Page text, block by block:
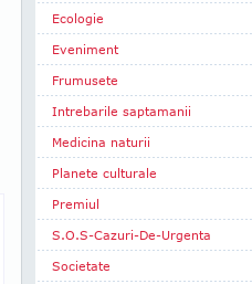
Ecologie
Eveniment
Frumusete
Intrebarile saptamanii
Medicina naturii
Planete culturale
Premiul
S.O.S-Cazuri-De-Urgenta
Societate